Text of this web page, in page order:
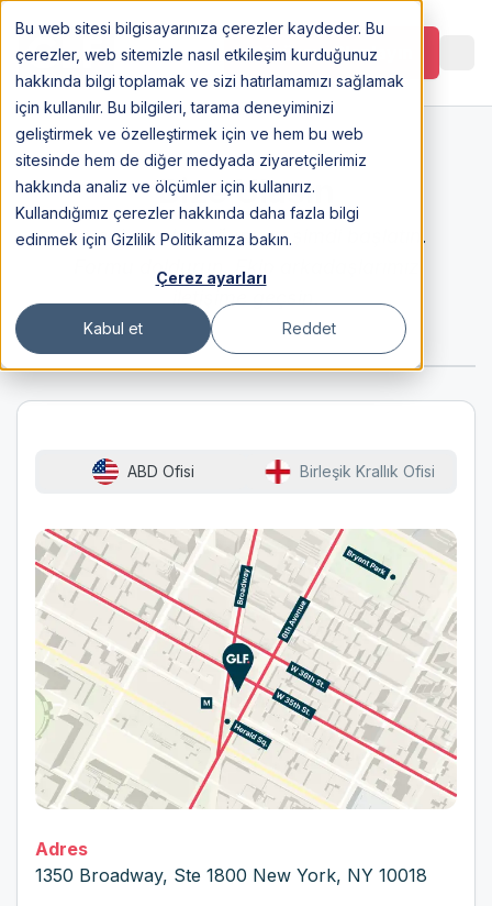
Bu web sitesi bilgisayarınıza çerezler kaydeder. Bu
çerezler, web sitemizle nasıl etkileşim kurduğunuz
hakkında bilgi toplamak ve sizi hatırlamamızı sağlamak
için kullanılır. Bu bilgileri, tarama deneyiminizi
geliştirmek ve özelleştirmek için ve hem bu web
sitesinde hem de diğer medyada ziyaretçilerimiz
hakkında analiz ve ölçümler için kullanırız.
Kullandığımız çerezler hakkında daha fazla bilgi
edinmek için Gizlilik Politikamıza bakın.
Çerez ayarları
Kabul et Reddet
Görüşme Planlayın
Bize Ulaşın
Amerika yolculuğunuzu şimdi başlatın.
Formu doldurun. Ekip arkadaşlarımız
ABD Ofisi Birleşik Krallık Ofisi
Adres
1350 Broadway, Ste 1800 New York, NY 10018